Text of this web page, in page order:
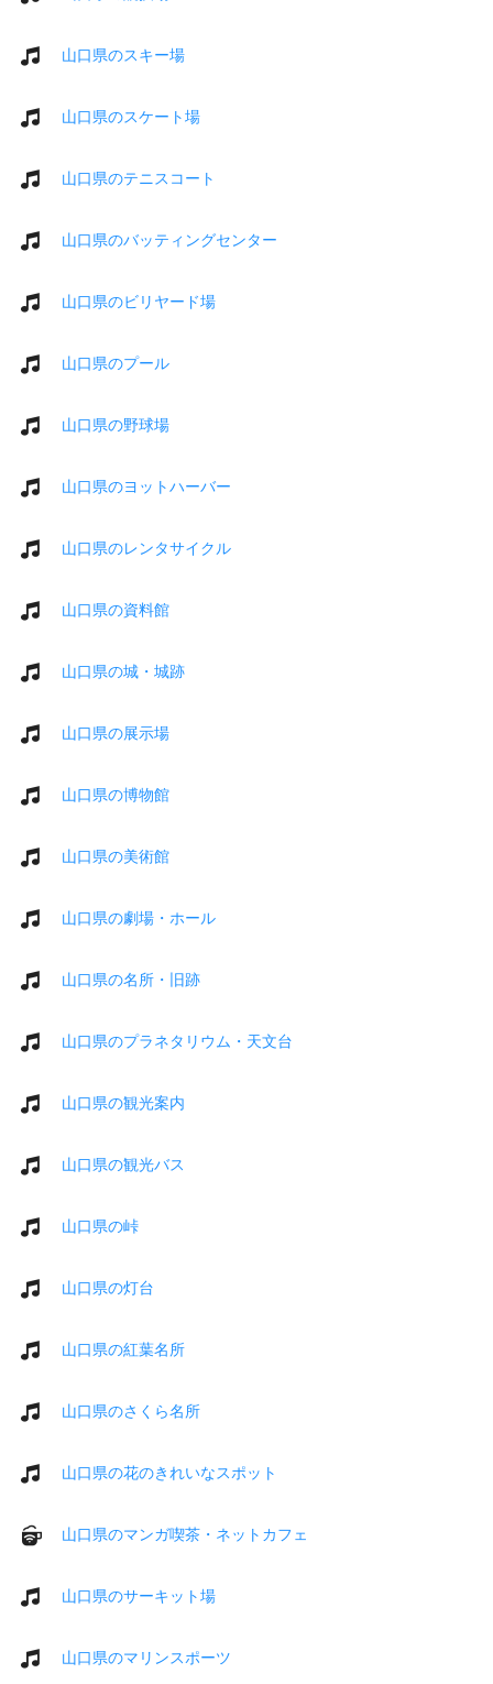
山口県のスキー場
山口県のスケート場
山口県のテニスコート
山口県のバッティングセンター
山口県のビリヤード場
山口県のプール
山口県の野球場
山口県のヨットハーバー
山口県のレンタサイクル
山口県の資料館
山口県の城・城跡
山口県の展示場
山口県の博物館
山口県の美術館
山口県の劇場・ホール
山口県の名所・旧跡
山口県のプラネタリウム・天文台
山口県の観光案内
山口県の観光バス
山口県の峠
山口県の灯台
山口県の紅葉名所
山口県のさくら名所
山口県の花のきれいなスポット
山口県のマンガ喫茶・ネットカフェ
山口県のサーキット場
山口県のマリンスポーツ